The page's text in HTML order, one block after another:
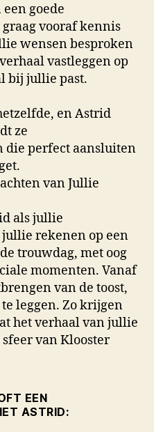
goede
vooraf kennis
wensen besproken
vastleggen op
bij jullie past.
en Astrid
ze
die perfect aansluiten
van Jullie
als jullie
rekenen op een
trouwdag, met oog
momenten. Vanaf
van de toost,
leggen. Zo krijgen
het verhaal van jullie
van Klooster
EEN
ASTRID: